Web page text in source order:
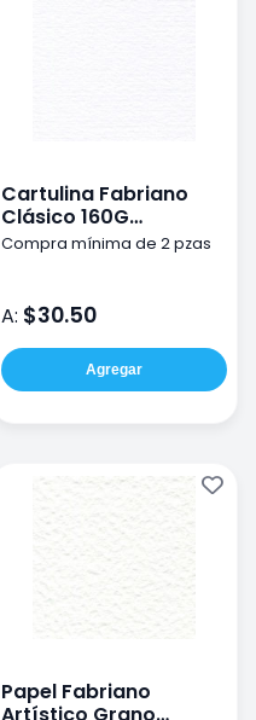
Cartulina Fabriano
Clásico 160G
50X70Cm
Compra mínima de 2 pzas
A: $30.50
Agregar
Papel Fabriano